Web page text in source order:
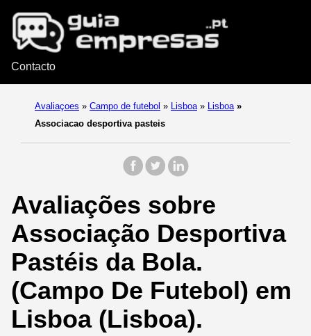
Contacto
Avaliaçoes » Campo de futebol » Lisboa » Lisboa »
Associacao desportiva pasteis
Avaliações sobre
Associação Desportiva
Pastéis da Bola.
(Campo De Futebol) em
Lisboa (Lisboa).